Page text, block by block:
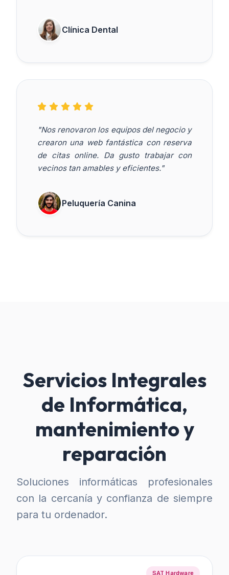
Clínica Dental
"Nos renovaron los equipos del negocio y
crearon una web fantástica con reserva
de citas online. Da gusto trabajar con
vecinos tan amables y eficientes."
Peluquería Canina
Servicios Integrales
de Informática,
mantenimiento y
reparación
Soluciones informáticas profesionales
con la cercanía y confianza de siempre
para tu ordenador.
SAT Hardware